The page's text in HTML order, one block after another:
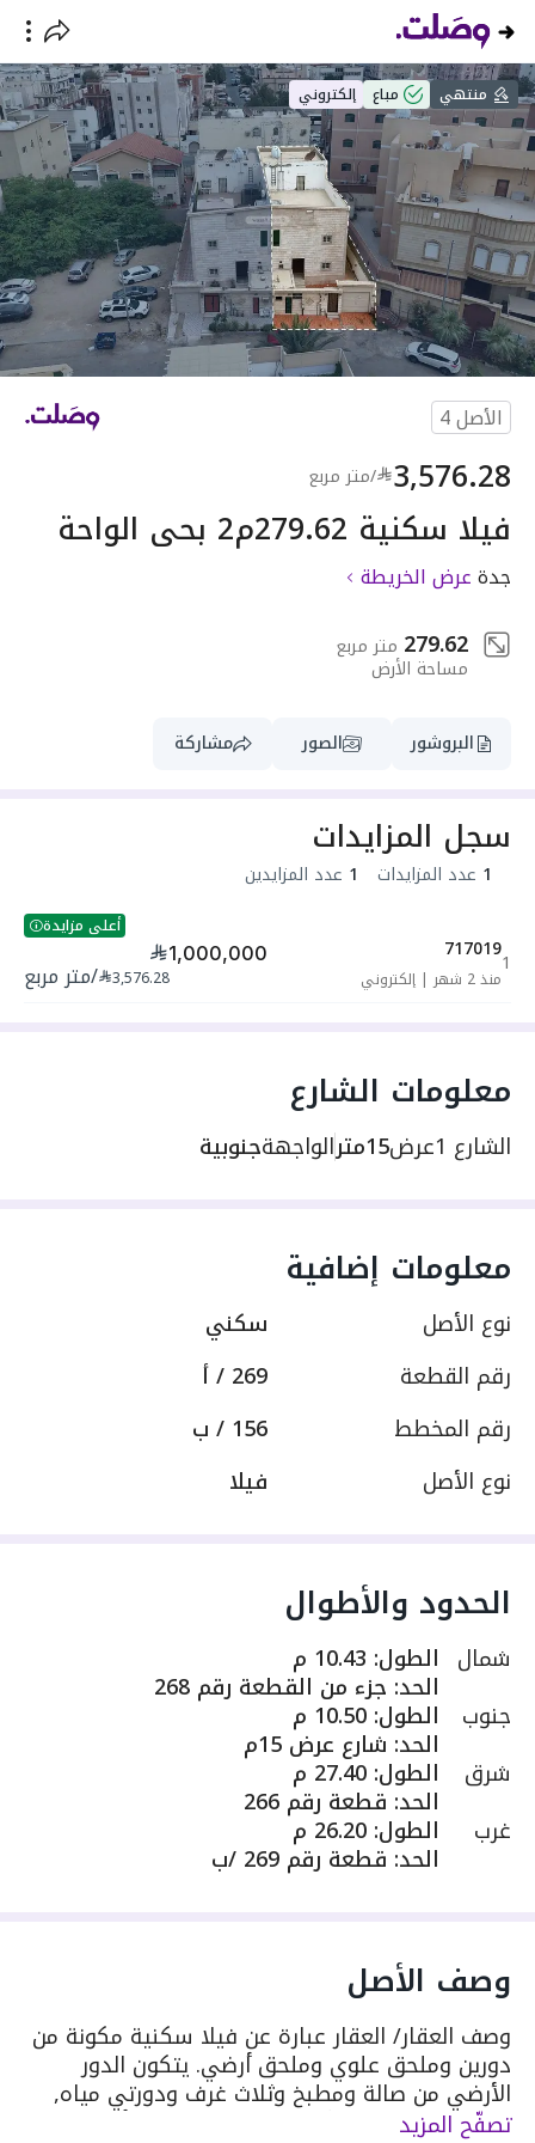
منتهي مباع إلكتروني
الأصل4
3,576.28
/متر مربع
فيلا سكنية 279.62م2 بحي الواحة
جدةعرض الخريطة
279.62 متر مربع
مساحة الأرض
البروشور الصور مشاركة
سجل المزايدات
1 عدد المزايدات 1 عدد المزايدين
أعلى مزايدة
1
717019
منذ 2 شهر | إلكتروني
1,000,000
3,576.28
/متر مربع
معلومات الشارع
الشارع 1 عرض15متر الواجهةجنوبية
معلومات إضافية
نوع الأصل
سكني
رقم القطعة
269 / أ
رقم المخطط
156 / ب
نوع الأصل
فيلا
الحدود والأطوال
شمال الطول: 10.43 م
الحد: جزء من القطعة رقم 268
جنوب الطول: 10.50 م
الحد: شارع عرض 15م
شرق الطول: 27.40 م
الحد: قطعة رقم 266
غرب الطول: 26.20 م
الحد: قطعة رقم 269 /ب
وصف الأصل
وصف العقار/ العقار عبارة عن فيلا سكنية مكونة من
دورين وملحق علوي وملحق أرضي. يتكون الدور
الأرضي من صالة ومطبخ وثلاث غرف ودورتي مياه,
بينما يتكون الدور الأول من صالة ومطبخ وأربع غرف
تصفّح المزيد